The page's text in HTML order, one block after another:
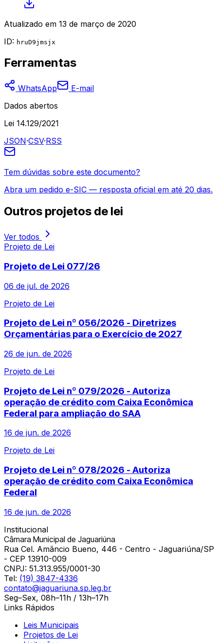
Atualizado em 13 de março de 2020
ID: hruD9jmsjx
Ferramentas
WhatsApp
E-mail
Dados abertos
Lei 14.129/2021
JSON·CSV·RSS
Tem dúvidas sobre este documento?
Abra um pedido e-SIC — resposta oficial em até 20 dias.
Outros projetos de lei
Ver todos
Projeto de Lei
Projeto de Lei 077/26
06 de jul. de 2026
Projeto de Lei
Projeto de Lei nº 056/2026 - Diretrizes
Orçamentárias para o Exercício de 2027
26 de jun. de 2026
Projeto de Lei
Projeto de Lei nº 079/2026 - Autoriza
operação de crédito com Caixa Econômica
Federal para ampliação do SAA
16 de jun. de 2026
Projeto de Lei
Projeto de Lei nº 078/2026 - Autoriza
operação de crédito com Caixa Econômica
Federal
16 de jun. de 2026
Institucional
Câmara Municipal de Jaguariúna
Rua Cel. Amâncio Bueno, 446 - Centro - Jaguariúna/SP
- CEP 13910-009
CNPJ: 51.313.955/0001-30
Tel: (19) 3847-4336
contato@jaguariuna.sp.leg.br
Seg–Sex, 08h–11h / 13h–17h
Links Rápidos
Leis Municipais
Projetos de Lei